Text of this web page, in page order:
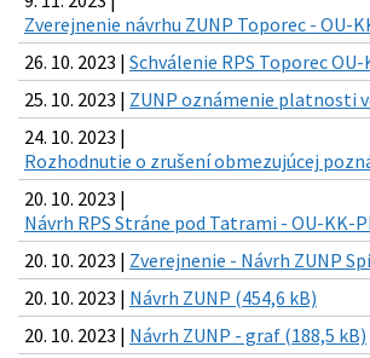
Zverejnenie návrhu ZUNP Toporec - OU-
26. 10. 2023 | Schválenie RPS Toporec
25. 10. 2023 | ZUNP oznámenie platnosti
24. 10. 2023 |
Rozhodnutie o zrušení obmezujúcej
20. 10. 2023 |
Návrh RPS Stráne pod Tatrami - OU-KK-
20. 10. 2023 | Zverejnenie - Návrh ZUNP
20. 10. 2023 | Návrh ZUNP (454,6 kB)
20. 10. 2023 | Návrh ZUNP - graf (188,5 kB)